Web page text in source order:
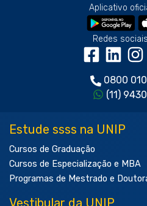
Aplicativo
Redes
0800
(11)
Estude ssss na UNIP
Cursos de Graduação
Cursos de Especialização e MBA
Programas de Mestrado e
Vestibular da UNIP